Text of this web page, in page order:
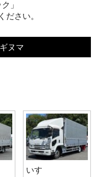
」
さい。
ヌマ
いすゞ